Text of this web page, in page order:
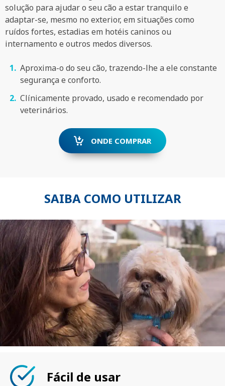
solução para ajudar o seu cão a estar tranquilo e
adaptar-se, mesmo no exterior, em situações como
ruídos fortes, estadias em hotéis caninos ou
internamento e outros medos diversos.
Aproxima-o do seu cão, trazendo-lhe a ele constante
segurança e conforto.
Clínicamente provado, usado e recomendado por
veterinários.
ONDE COMPRAR
SAIBA COMO UTILIZAR
Fácil de usar